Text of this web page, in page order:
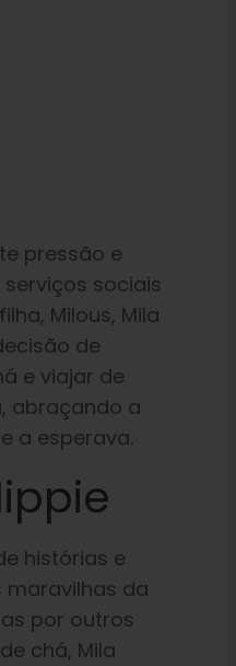
pressão e
sociais
Milous, Mila
de
e viajar de
abraçando a
a esperava.
histórias e
maravilhas da
por outros
chá, Mila